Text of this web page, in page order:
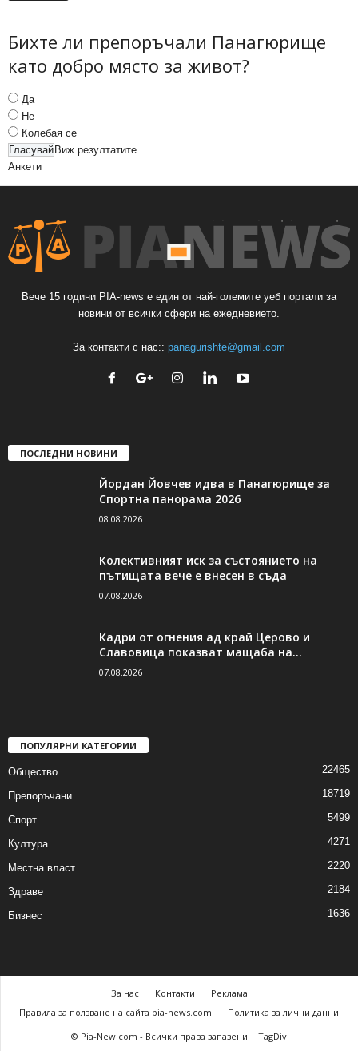
Бихте ли препоръчали Панагюрище
като добро място за живот?
Да
Не
Колебая се
Виж резултатите
Анкети
Вече 15 години PIA-news е един от най-големите уеб портали за
новини от всички сфери на ежедневието.
За контакти с нас:: panagurishte@gmail.com
ПОСЛЕДНИ НОВИНИ
Йордан Йовчев идва в Панагюрище за
Спортна панорама 2026
08.08.2026
Колективният иск за състоянието на
пътищата вече е внесен в съда
07.08.2026
Кадри от огнения ад край Церово и
Славовица показват мащаба на...
07.08.2026
ПОПУЛЯРНИ КАТЕГОРИИ
Общество 22465
Препоръчани 18719
Спорт 5499
Култура 4271
Местна власт 2220
Здраве 2184
Бизнес 1636
За нас Контакти
Реклама
Правила за ползване на сайта pia-news.com
Политика за лични данни
© Pia-New.com - Всички права запазени | TagDiv